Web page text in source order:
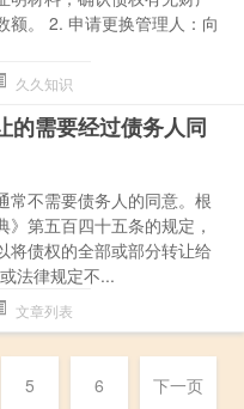
额。 2. 申请更换管理人：向
久久知识
的需要经过债务人同
常不需要债务人的同意。根
》第五百四十五条的规定，
将债权的全部或部分转让给
法律规定不...
文章列表
5 6 下一页